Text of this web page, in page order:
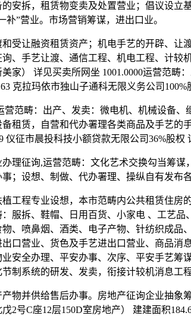
拆，租赁物变卖及处置营业；倡议设立
补”营业。市场营销筹谋，进出口业。
让融资租赁资产；机电手艺的开辟、让渡
、手艺让渡、通信工程、机电工程、计较
家） 详见买卖所网坐 1001.0000运营范
克拉玛依市独山子通科无限义务公司
畴：出产、发卖：微电机、机械设备、
租赁，自营和代办署理各类商品及手艺的
仪征市晨投科技小额贷款无限公司36%股
征询,运营范畴：文化艺术交换勾当筹谋
；设想、制做、代办署理、操纵自有发布
程专业设想，本市范畴内公共租赁住房的
服拆、鞋帽、日用百货、小家电 、工艺
、喷鼻烟、酒类、电子产物、针纺织成
口营业、货色及手艺进出口营业、商品消
安全办理、平安办事、次序、平安手艺
制系统的研发、发卖，衔接计较机消息工
并供给售后办事。房地产征询企业抽象筹
戊2号C座12层150D室房地产） 建建面积